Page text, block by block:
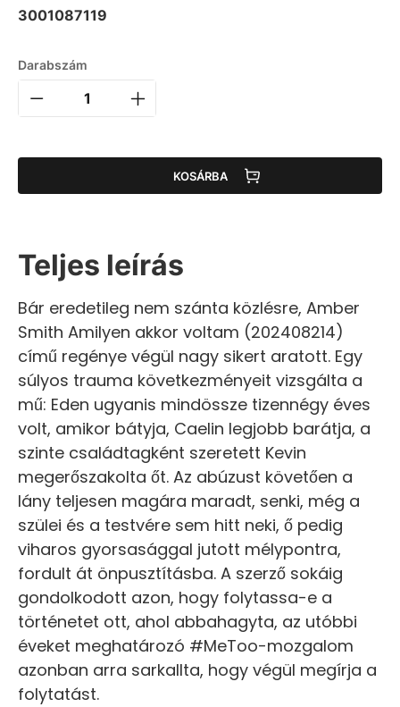
3001087119
Darabszám
KOSÁRBA
Teljes leírás
Bár eredetileg nem szánta közlésre, Amber
Smith Amilyen akkor voltam (202408214)
című regénye végül nagy sikert aratott. Egy
súlyos trauma következményeit vizsgálta a
mű: Eden ugyanis mindössze tizennégy éves
volt, amikor bátyja, Caelin legjobb barátja, a
szinte családtagként szeretett Kevin
megerőszakolta őt. Az abúzust követően a
lány teljesen magára maradt, senki, még a
szülei és a testvére sem hitt neki, ő pedig
viharos gyorsasággal jutott mélypontra,
fordult át önpusztításba. A szerző sokáig
gondolkodott azon, hogy folytassa-e a
történetet ott, ahol abbahagyta, az utóbbi
éveket meghatározó #MeToo-mozgalom
azonban arra sarkallta, hogy végül megírja a
folytatást.